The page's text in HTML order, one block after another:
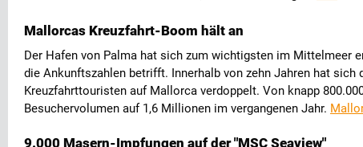
Mallorcas Kreuzfahrt-Boom hält an
Der Hafen von Palma hat sich zum wichtigsten im Mittelmeer
die Ankunftszahlen betrifft. Innerhalb von zehn Jahren hat sich
Kreuzfahrttouristen auf Mallorca verdoppelt. Von knapp
Besuchervolumen auf 1,6 Millionen im vergangenen Jahr.
9.000 Masern-Impfungen auf der "MSC Seaview"